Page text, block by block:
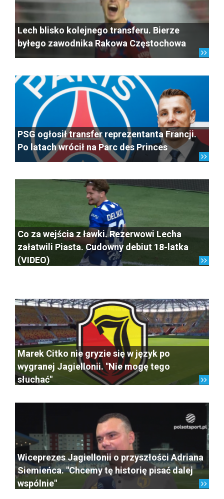
Lech blisko kolejnego transferu. Bierze
byłego zawodnika Rakowa Częstochowa
PSG ogłosił transfer reprezentanta Francji.
Po latach wrócił na Parc des Princes
Co za wejścia z ławki. Rezerwowi Lecha
załatwili Piasta. Cudowny debiut 18-latka
(VIDEO)
Marek Citko nie gryzie się w język po
wygranej Jagiellonii. "Nie mogę tego
słuchać"
Wiceprezes Jagiellonii o przyszłości Adriana
Siemieńca. "Chcemy tę historię pisać dalej
wspólnie"